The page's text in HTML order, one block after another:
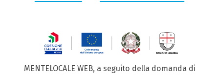
MENTELOCALE WEB, a seguito della domanda di